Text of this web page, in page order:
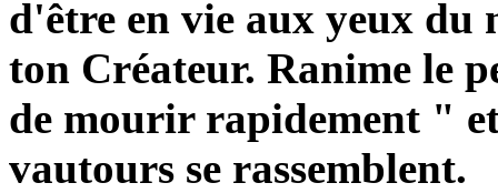
d'être en vie aux yeux du
ton Créateur. Ranime le
de mourir rapidement "
vautours se rassemblent.